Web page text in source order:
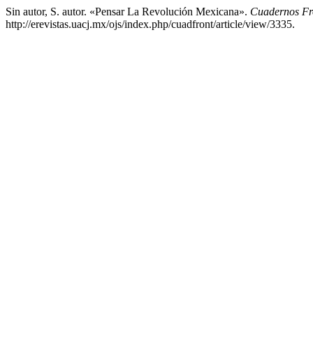
Sin autor, S. autor. «Pensar La Revolución Mexicana». Cuadernos
http://erevistas.uacj.mx/ojs/index.php/cuadfront/article/view/3335.